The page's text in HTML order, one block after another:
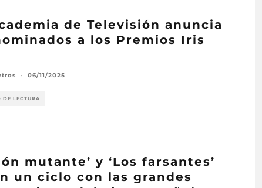
de Televisión anuncia
a los Premios Iris
· 06/11/2025
DE LECTURA
mutante’ y ‘Los farsantes’
un ciclo con las grandes